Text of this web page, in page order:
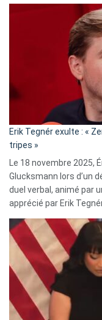
Erik Tegnér exulte : «
tripes »
Le 18 novembre 2025,
Glucksmann lors d’un
duel verbal, animé par
apprécié par Erik